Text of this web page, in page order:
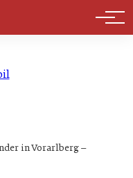
in Vorarlberg –